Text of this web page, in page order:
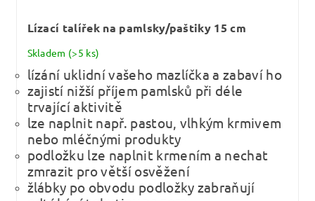
Lízací talířek na pamlsky/paštiky 15 cm
Skladem (>5 ks)
lízání uklidní vašeho mazlíčka a zabaví ho
zajistí nižší příjem pamlsků při déle
trvající aktivitě
lze naplnit např. pastou, vlhkým krmivem
nebo mléčnými produkty
podložku lze naplnit krmením a nechat
zmrazit pro větší osvěžení
žlábky po obvodu podložky zabraňují